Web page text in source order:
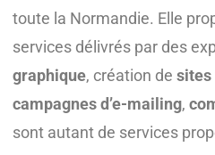
toute la Normandie. Elle
services délivrés par des
graphique, création de sites
campagnes d’e-mailing,
sont autant de services